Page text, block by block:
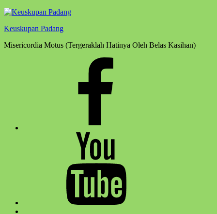
Keuskupan Padang
Misericordia Motus (Tergeraklah Hatinya Oleh Belas Kasihan)